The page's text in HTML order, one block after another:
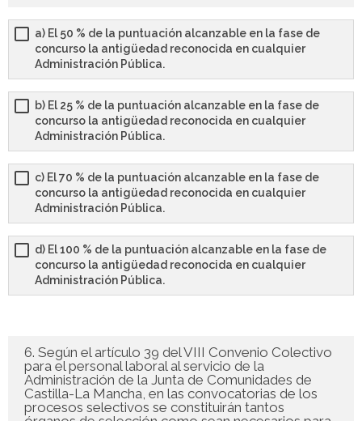
a) El 50 % de la puntuación alcanzable en la fase de
concurso la antigüedad reconocida en cualquier
Administración Pública.
b) El 25 % de la puntuación alcanzable en la fase de
concurso la antigüedad reconocida en cualquier
Administración Pública.
c) El 70 % de la puntuación alcanzable en la fase de
concurso la antigüedad reconocida en cualquier
Administración Pública.
d) El 100 % de la puntuación alcanzable en la fase de
concurso la antigüedad reconocida en cualquier
Administración Pública.
6. Según el artículo 39 del VIII Convenio Colectivo
para el personal laboral al servicio de la
Administración de la Junta de Comunidades de
Castilla-La Mancha, en las convocatorias de los
procesos selectivos se constituirán tantos